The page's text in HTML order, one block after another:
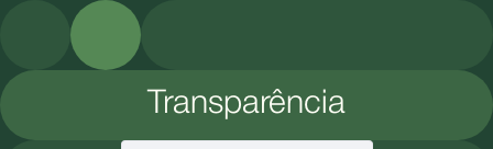
Pular para o Conteúdo principal
Transparência